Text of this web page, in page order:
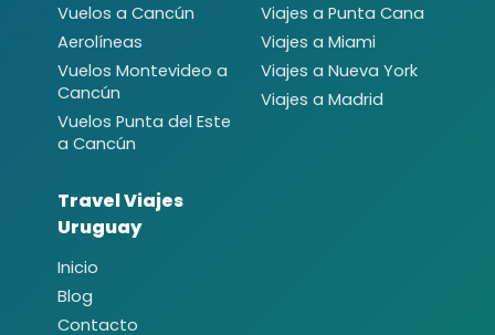
Vuelos a Cancún
Aerolíneas
Vuelos Montevideo a
Cancún
Vuelos Punta del Este
a Cancún
Viajes a Punta Cana
Viajes a Miami
Viajes a Nueva York
Viajes a Madrid
Travel Viajes
Uruguay
Inicio
Blog
Contacto